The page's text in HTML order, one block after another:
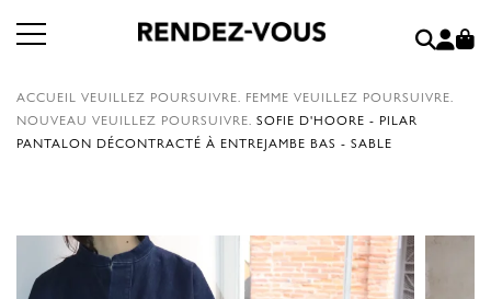
ACCUEIL VEUILLEZ POURSUIVRE. FEMME VEUILLEZ POURSUIVRE.
NOUVEAU VEUILLEZ POURSUIVRE. SOFIE D'HOORE - PILAR
PANTALON DÉCONTRACTÉ À ENTREJAMBE BAS - SABLE